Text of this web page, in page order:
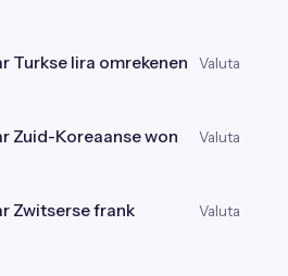
Turkse lira omrekenen Valuta
Zuid-Koreaanse won
Valuta
Zwitserse frank
Valuta